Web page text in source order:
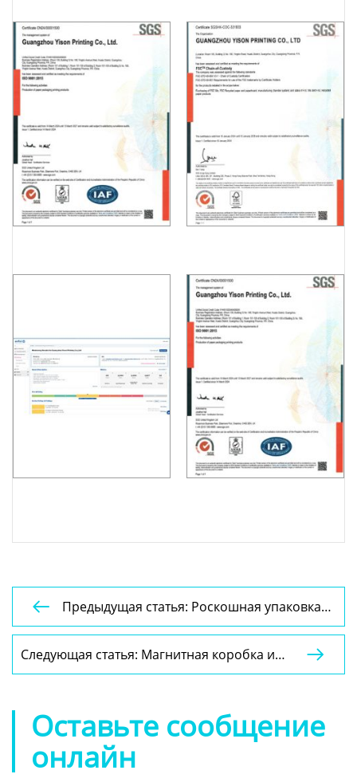

Предыдущая статья: Роскошная упаковка
косметического набора по уходу за кожей
YSPBOX-1162
Следующая статья: Магнитная коробка и
складная коробка YSPBOX-1181

Оставьте сообщение
онлайн